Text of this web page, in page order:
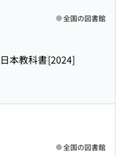
日本教科書[2024]
全国の図書館
全国の図書館